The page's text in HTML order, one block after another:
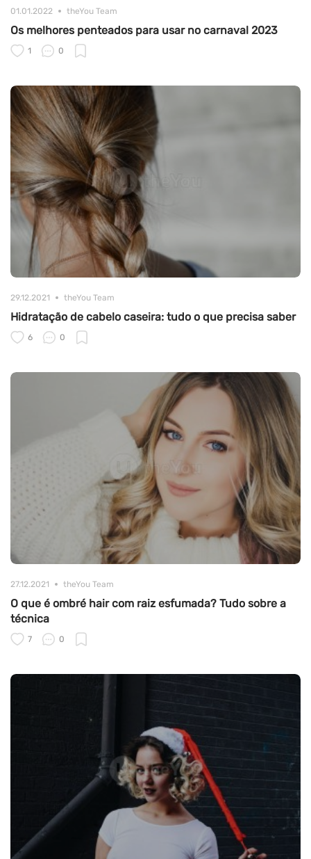
01.01.2022 theYou Team
Os melhores penteados para usar no carnaval 2023
1 0
29.12.2021 theYou Team
Hidratação de cabelo caseira: tudo o que precisa saber
6 0
27.12.2021 theYou Team
O que é ombré hair com raiz esfumada? Tudo sobre a
técnica
7 0